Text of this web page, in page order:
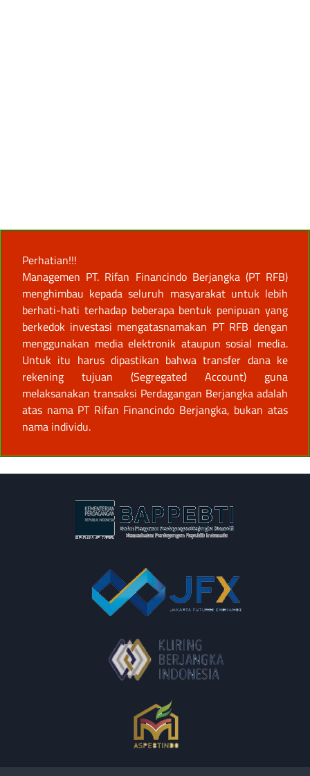
Perhatian!!!
Managemen PT. Rifan Financindo Berjangka (PT RFB)
menghimbau kepada seluruh masyarakat untuk lebih
berhati-hati terhadap beberapa bentuk penipuan yang
berkedok investasi mengatasnamakan PT RFB dengan
menggunakan media elektronik ataupun sosial media.
Untuk itu harus dipastikan bahwa transfer dana ke
rekening tujuan (Segregated Account) guna
melaksanakan transaksi Perdagangan Berjangka adalah
atas nama PT Rifan Financindo Berjangka, bukan atas
nama individu.